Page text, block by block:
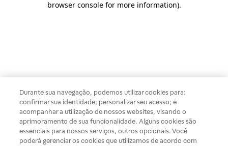
browser console for more information).
Durante sua navegação, podemos utilizar cookies para:
confirmar sua identidade; personalizar seu acesso; e
acompanhar a utilização de nossos websites, visando o
aprimoramento de sua funcionalidade. Alguns cookies são
essenciais para nossos serviços, outros opcionais. Você
poderá gerenciar os cookies que utilizamos de acordo com